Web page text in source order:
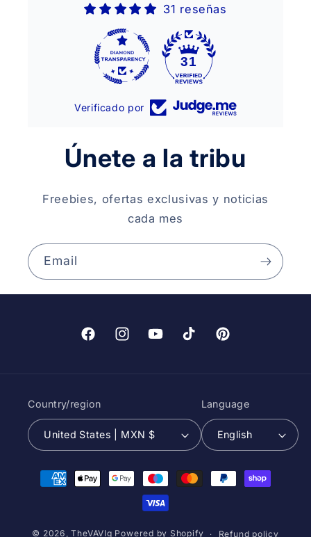
31 reseñas
31
Verificado por
Únete a la tribu
Freebies, ofertas exclusivas y noticias
cada mes
Email
FacebookInstagramYouTubeTikTok Pinterest
Country/region
United States | MXN $
Language
English
Payment
methods
© 2026,TheVAVIg Powered by Shopify Refund policy